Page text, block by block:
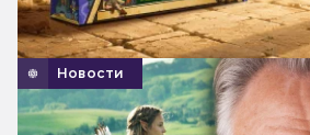
Новости